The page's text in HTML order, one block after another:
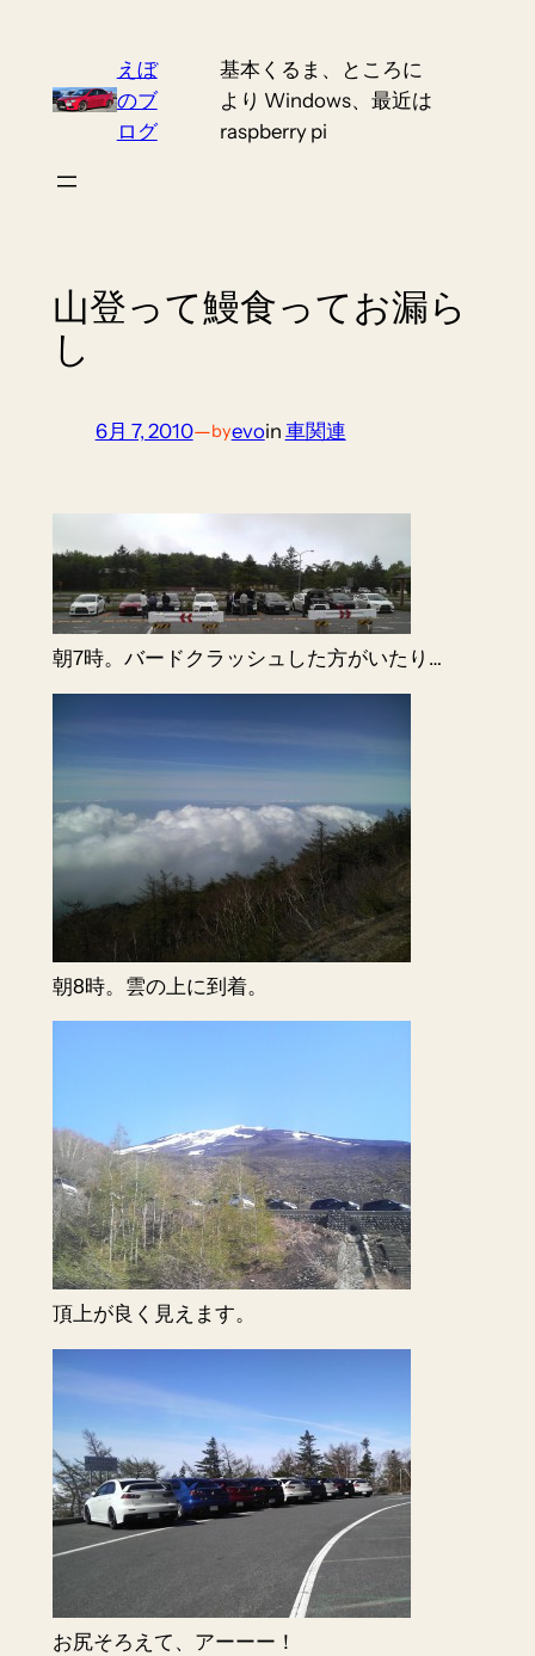
content
えぼ
のブ
ログ
基本くるま、ところに
より Windows、最近は
raspberry pi
山登って鰻食ってお漏ら
し
6月 7, 2010—byevoin 車関連
朝7時。バードクラッシュした方がいたり…
朝8時。雲の上に到着。
頂上が良く見えます。
お尻そろえて、アーーー！